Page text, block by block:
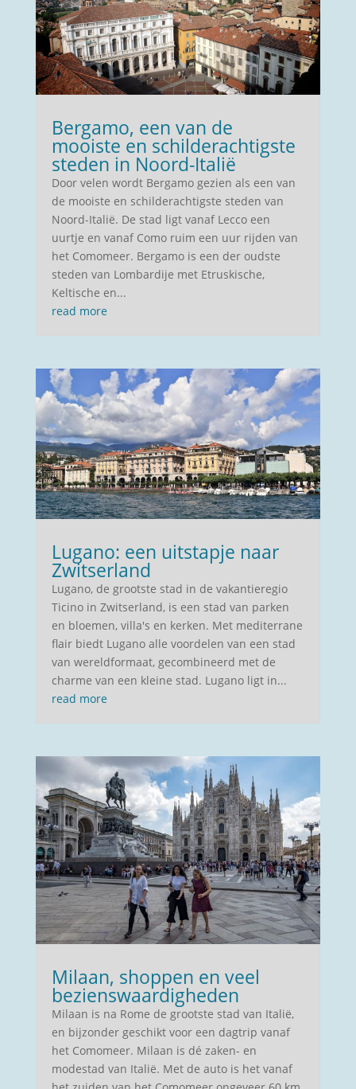
Bergamo, een van de
mooiste en schilderachtigste
steden in Noord-Italië
Door velen wordt Bergamo gezien als een van
de mooiste en schilderachtigste steden van
Noord-Italië. De stad ligt vanaf Lecco een
uurtje en vanaf Como ruim een uur rijden van
het Comomeer. Bergamo is een der oudste
steden van Lombardije met Etruskische,
Keltische en...
read more
Lugano: een uitstapje naar
Zwitserland
Lugano, de grootste stad in de vakantieregio
Ticino in Zwitserland, is een stad van parken
en bloemen, villa's en kerken. Met mediterrane
flair biedt Lugano alle voordelen van een stad
van wereldformaat, gecombineerd met de
charme van een kleine stad. Lugano ligt in...
read more
Milaan, shoppen en veel
bezienswaardigheden
Milaan is na Rome de grootste stad van Italië,
en bijzonder geschikt voor een dagtrip vanaf
het Comomeer. Milaan is dé zaken- en
modestad van Italië. Met de auto is het vanaf